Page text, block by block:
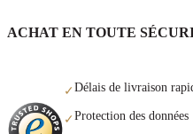
ACHAT EN TOUTE
✓Délais de livraison
✓Protection des données